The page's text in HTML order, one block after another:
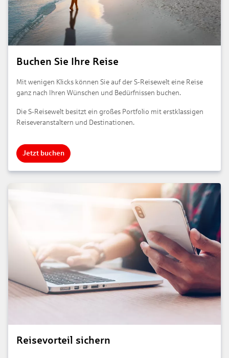
Buchen Sie Ihre Reise
Mit wenigen Klicks können Sie auf der S-Reisewelt eine Reise
ganz nach Ihren Wünschen und Bedürfnissen buchen.
Die S-Reisewelt besitzt ein großes Portfolio mit erstklassigen
Reiseveranstaltern und Destinationen.
Jetzt buchen
Reisevorteil sichern